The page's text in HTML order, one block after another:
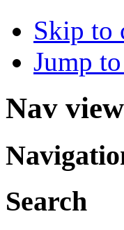
Skip to
Jump
Nav
Search